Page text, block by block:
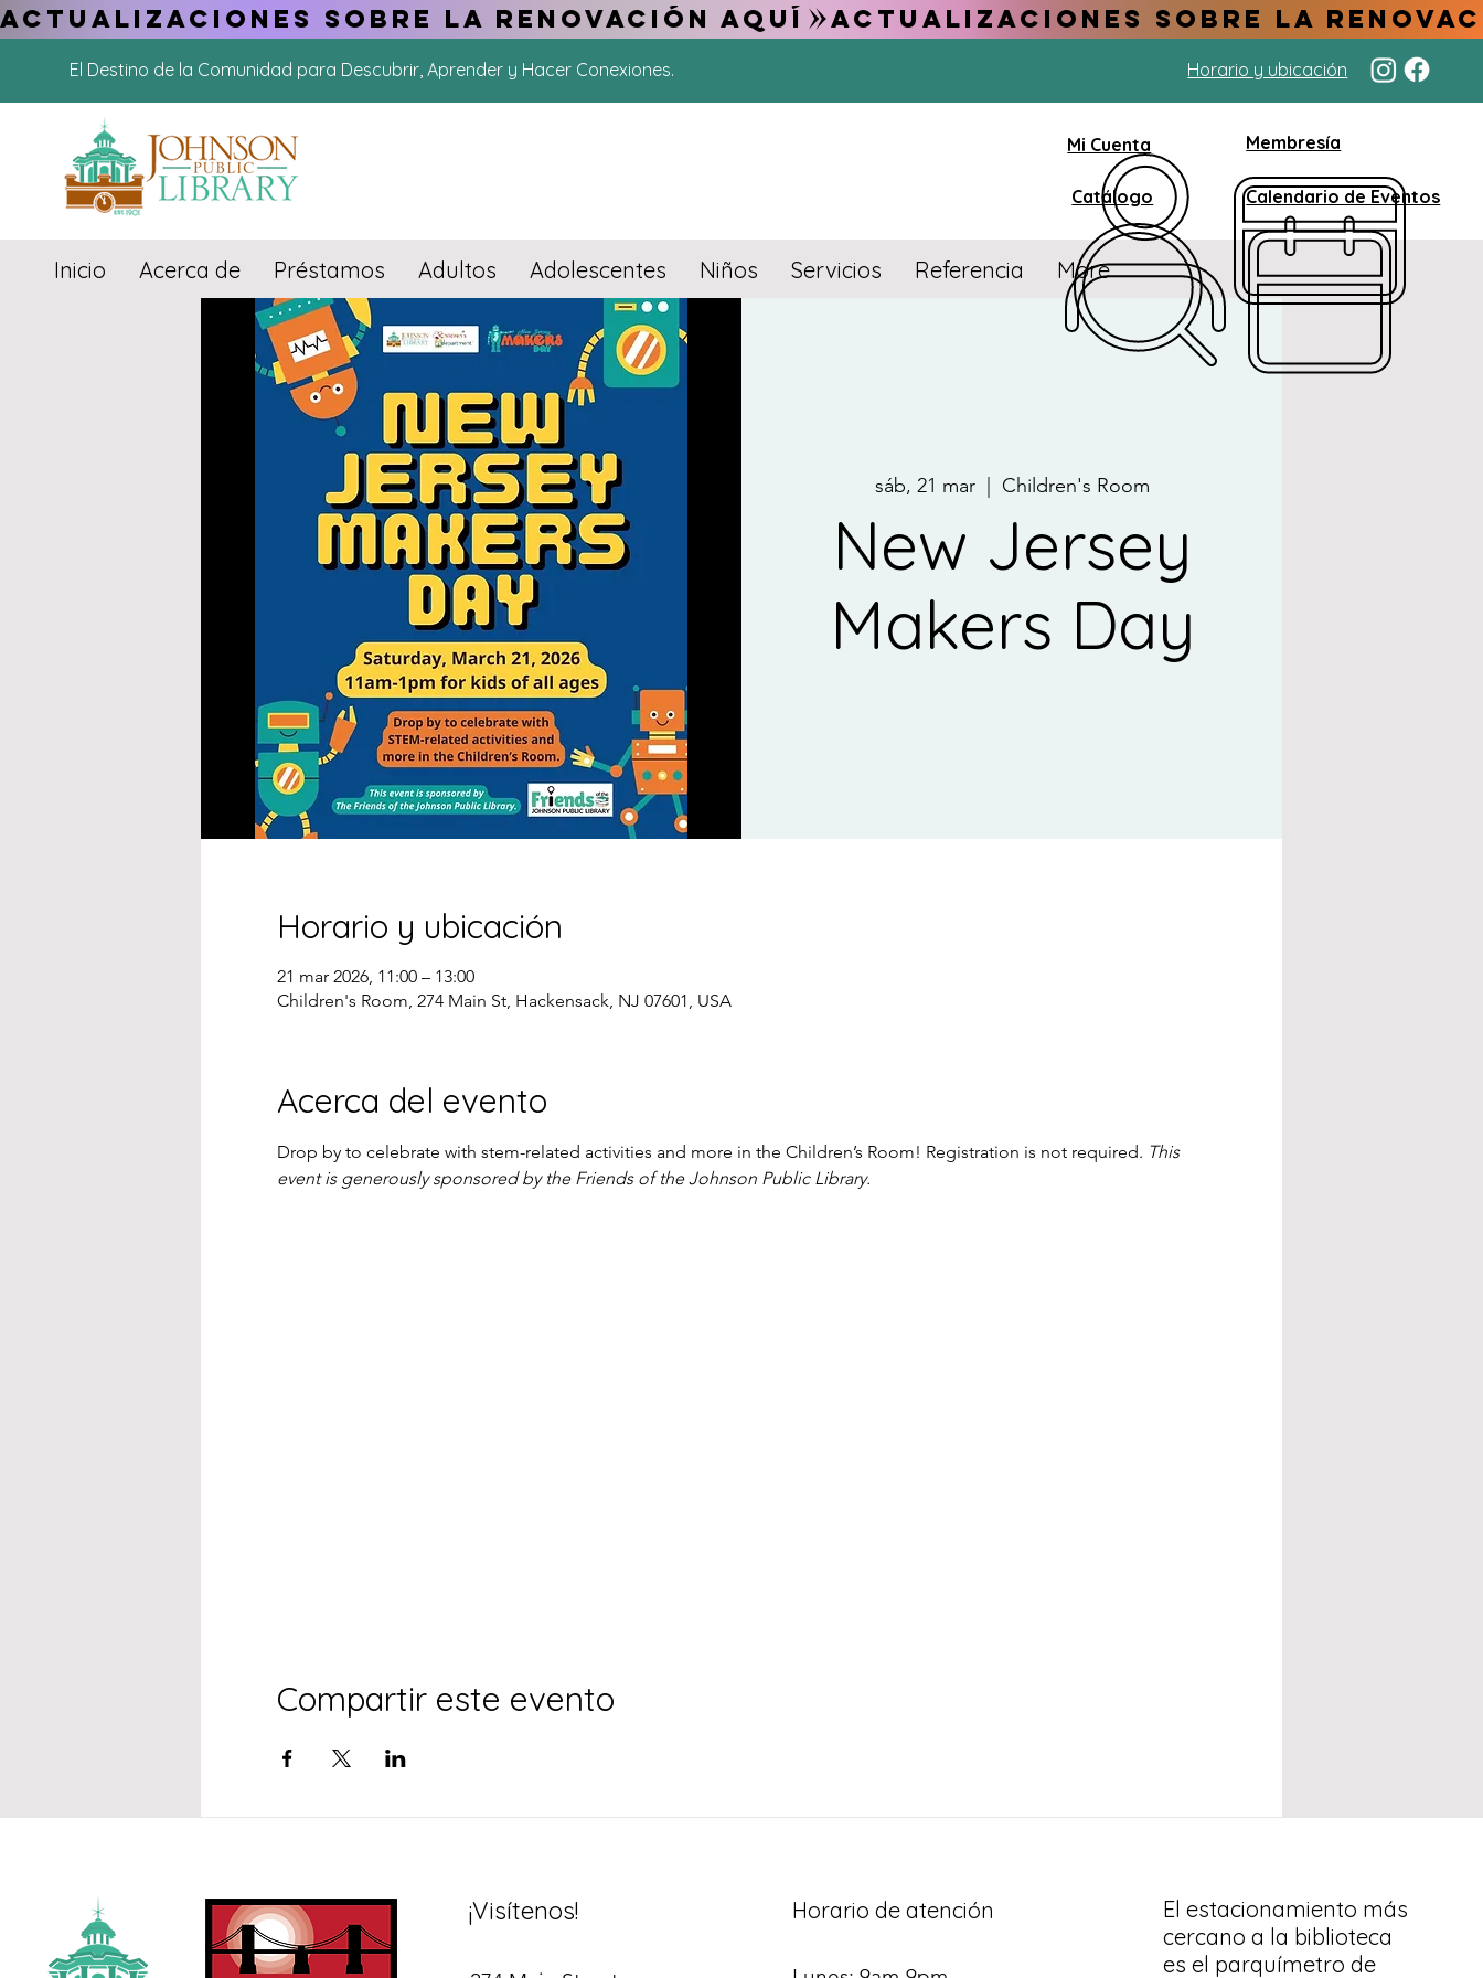
ACTUALIZACIONES SOBRE LA RENOVACIÓN AQUÍ
El Destino de la Comunidad para Descubrir, Aprender y Hacer Conexiones. Horario y ubicación
Mi Cuenta
Catálogo
Membresía
Calendario de Eventos
Inicio Acerca de Préstamos Adultos Adolescentes Niños Servicios Referencia More
sáb, 21 mar
  |
Children's Room
New Jersey
Makers Day
Horario y ubicación
21 mar 2026, 11:00 – 13:00
Children's Room, 274 Main St, Hackensack, NJ 07601, USA
Acerca del evento
Drop by to celebrate with stem-related activities and more in the Children’s Room! Registration is not required. This
event is generously sponsored by the Friends of the Johnson Public Library.
Compartir este evento
¡Visítenos! Horario de atención
El estacionamiento más
cercano a la biblioteca
es el parquímetro de